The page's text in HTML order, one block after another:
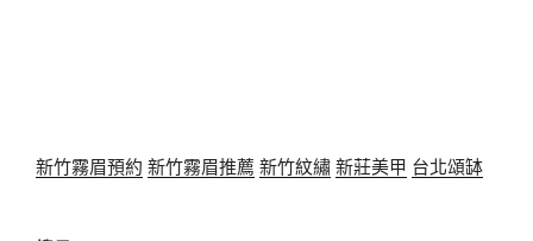
新竹霧眉預約 新竹霧眉推薦 新竹紋繡新莊美甲 台北頌缽